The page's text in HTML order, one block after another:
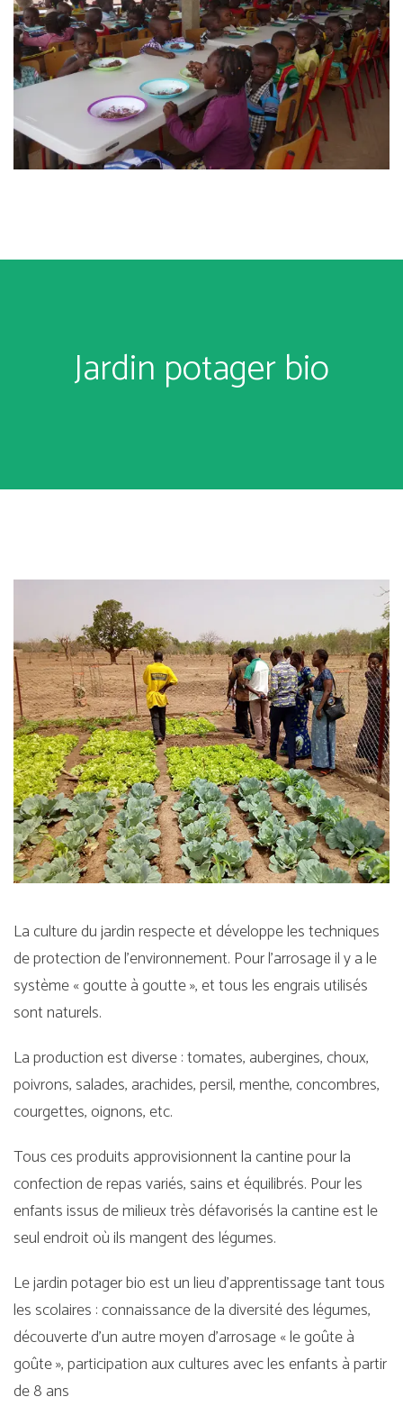
Jardin potager bio
La culture du jardin respecte et développe les techniques
de protection de l’environnement. Pour l’arrosage il y a le
système « goutte à goutte », et tous les engrais utilisés
sont naturels.
La production est diverse : tomates, aubergines, choux,
poivrons, salades, arachides, persil, menthe, concombres,
courgettes, oignons, etc.
Tous ces produits approvisionnent la cantine pour la
confection de repas variés, sains et équilibrés. Pour les
enfants issus de milieux très défavorisés la cantine est le
seul endroit où ils mangent des légumes.
Le jardin potager bio est un lieu d’apprentissage tant tous
les scolaires : connaissance de la diversité des légumes,
découverte d’un autre moyen d’arrosage « le goûte à
goûte », participation aux cultures avec les enfants à partir
de 8 ans